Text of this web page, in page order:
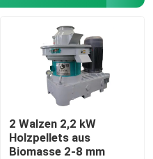
2 Walzen 2,2 kW
Holzpellets aus
Biomasse 2-8 mm